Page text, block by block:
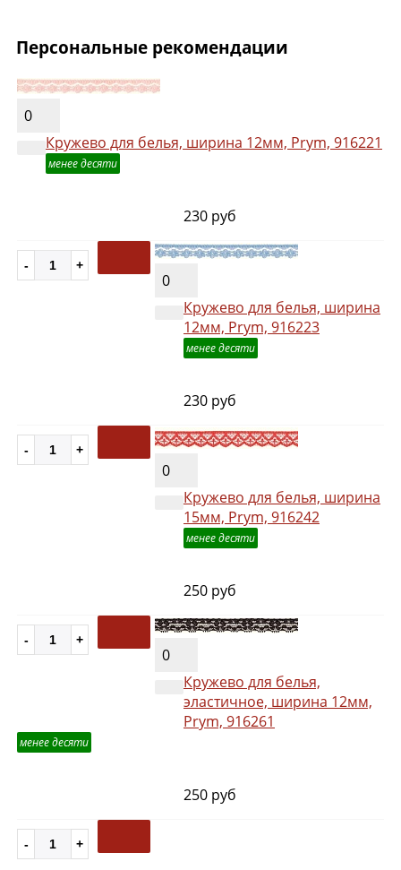
Персональные рекомендации
0
Кружево для белья, ширина 12мм, Prym, 916221
менее десяти
230 руб
0
Кружево для белья, ширина
12мм, Prym, 916223
менее десяти
230 руб
0
Кружево для белья, ширина
15мм, Prym, 916242
менее десяти
250 руб
0
Кружево для белья,
эластичное, ширина 12мм,
Prym, 916261
менее десяти
250 руб